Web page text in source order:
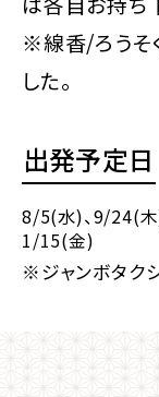
※線香/ろうそ
した。
出発予定日
8/5(水)、9/24(
1/15(金)
※ジャンボタク